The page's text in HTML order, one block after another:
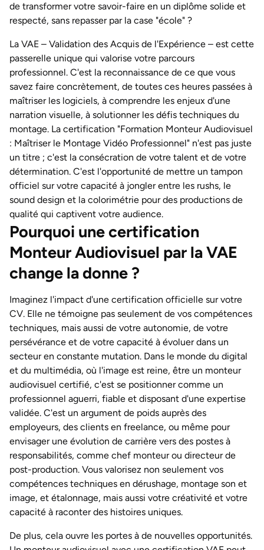
de transformer votre savoir-faire en un diplôme solide et
respecté, sans repasser par la case "école" ?
La VAE – Validation des Acquis de l'Expérience – est cette
passerelle unique qui valorise votre parcours
professionnel. C'est la reconnaissance de ce que vous
savez faire concrètement, de toutes ces heures passées à
maîtriser les logiciels, à comprendre les enjeux d'une
narration visuelle, à solutionner les défis techniques du
montage. La certification "Formation Monteur Audiovisuel
: Maîtriser le Montage Vidéo Professionnel" n'est pas juste
un titre ; c'est la consécration de votre talent et de votre
détermination. C'est l'opportunité de mettre un tampon
officiel sur votre capacité à jongler entre les rushs, le
sound design et la colorimétrie pour des productions de
qualité qui captivent votre audience.
Pourquoi une certification
Monteur Audiovisuel par la VAE
change la donne ?
Imaginez l'impact d'une certification officielle sur votre
CV. Elle ne témoigne pas seulement de vos compétences
techniques, mais aussi de votre autonomie, de votre
persévérance et de votre capacité à évoluer dans un
secteur en constante mutation. Dans le monde du digital
et du multimédia, où l'image est reine, être un monteur
audiovisuel certifié, c'est se positionner comme un
professionnel aguerri, fiable et disposant d'une expertise
validée. C'est un argument de poids auprès des
employeurs, des clients en freelance, ou même pour
envisager une évolution de carrière vers des postes à
responsabilités, comme chef monteur ou directeur de
post-production. Vous valorisez non seulement vos
compétences techniques en dérushage, montage son et
image, et étalonnage, mais aussi votre créativité et votre
capacité à raconter des histoires uniques.
De plus, cela ouvre les portes à de nouvelles opportunités.